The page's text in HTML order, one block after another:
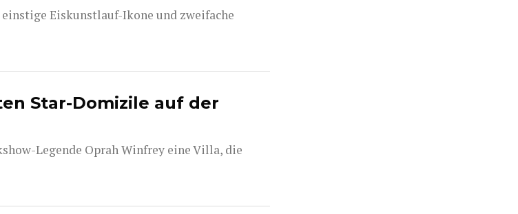
Eiskunstlauf-Ikone und zweifache
Star-Domizile auf der
Legende Oprah Winfrey eine Villa, die